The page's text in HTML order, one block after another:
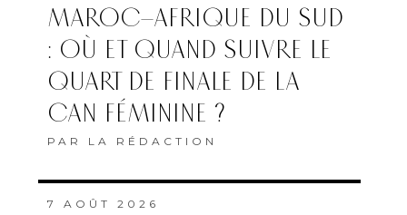
MAROC–AFRIQUE DU SUD
: OÙ ET QUAND SUIVRE LE
QUART DE FINALE DE LA
CAN FÉMININE ?
PAR LA RÉDACTION
7 AOÛT 2026